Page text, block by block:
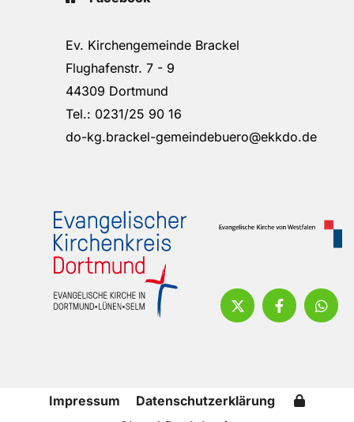
Ev. Kirchengemeinde Brackel
Flughafenstr. 7 - 9
44309 Dortmund
Tel.: 0231/25 90 16
do-kg.brackel-gemeindebuero@ekkdo.de
Impressum
Datenschutzerklärung